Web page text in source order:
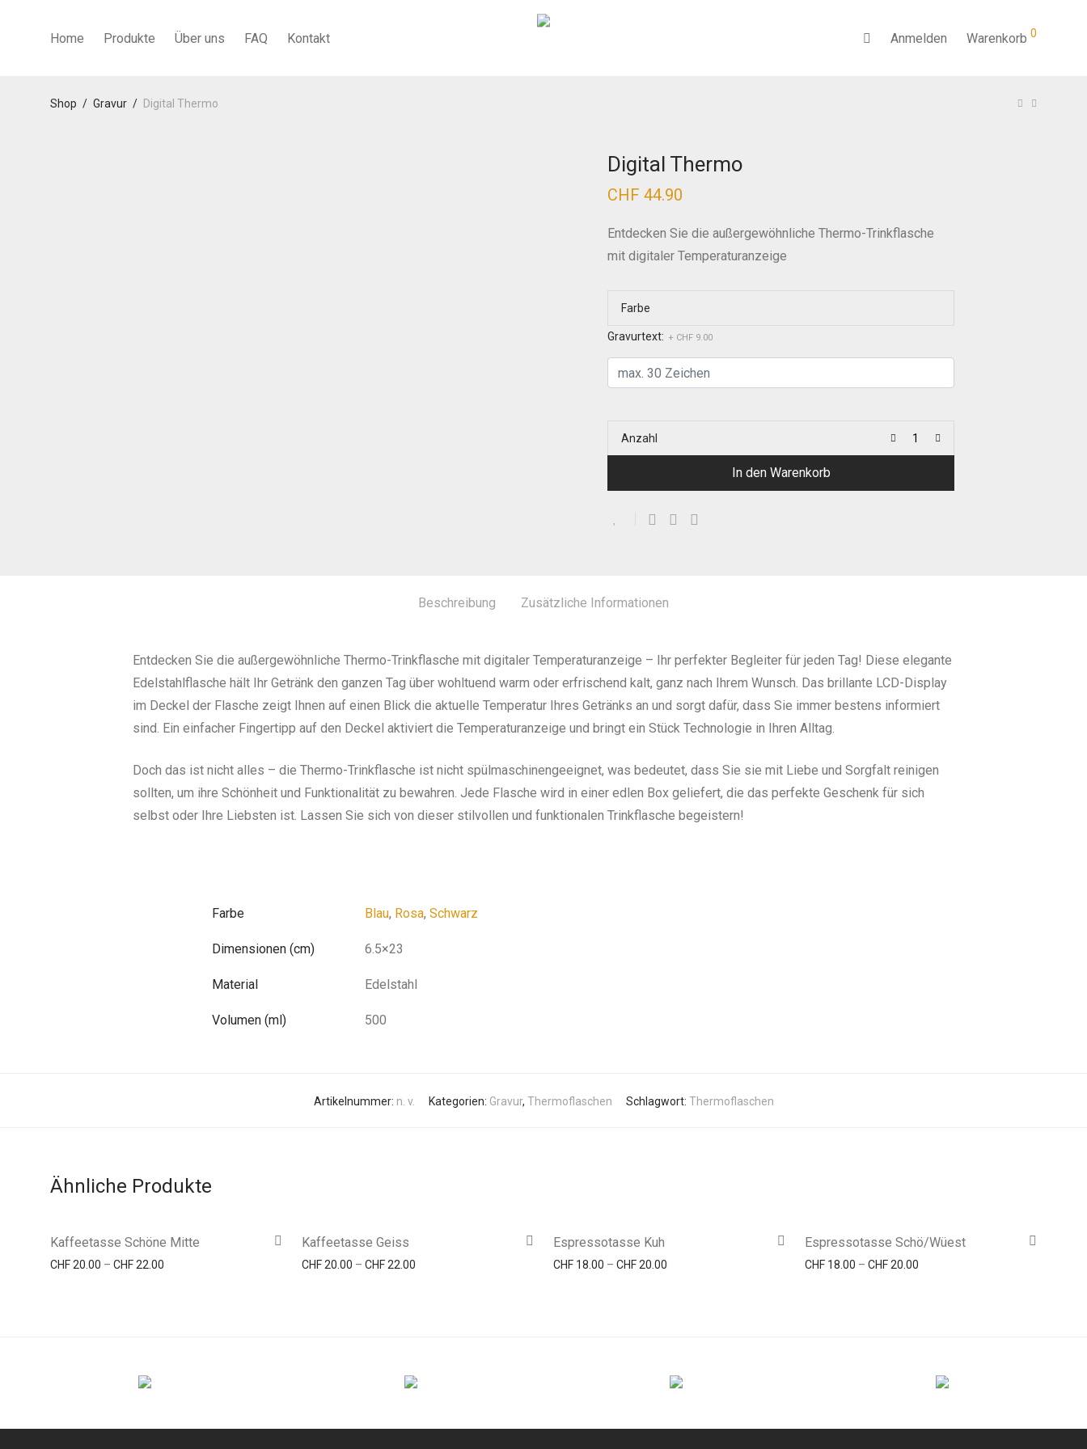
Home Produkte Über uns FAQ Kontakt Anmelden Warenkorb 0
Shop / Gravur / Digital Thermo
Digital Thermo
CHF 44.90
Entdecken Sie die außergewöhnliche Thermo-Trinkflasche
mit digitaler Temperaturanzeige
Farbe
Gravurtext: + CHF 9.00
Anzahl
In den Warenkorb
Beschreibung Zusätzliche Informationen
Entdecken Sie die außergewöhnliche Thermo-Trinkflasche mit digitaler Temperaturanzeige – Ihr perfekter Begleiter für jeden Tag! Diese elegante
Edelstahlflasche hält Ihr Getränk den ganzen Tag über wohltuend warm oder erfrischend kalt, ganz nach Ihrem Wunsch. Das brillante LCD-Display
im Deckel der Flasche zeigt Ihnen auf einen Blick die aktuelle Temperatur Ihres Getränks an und sorgt dafür, dass Sie immer bestens informiert
sind. Ein einfacher Fingertipp auf den Deckel aktiviert die Temperaturanzeige und bringt ein Stück Technologie in Ihren Alltag.
Doch das ist nicht alles – die Thermo-Trinkflasche ist nicht spülmaschinengeeignet, was bedeutet, dass Sie sie mit Liebe und Sorgfalt reinigen
sollten, um ihre Schönheit und Funktionalität zu bewahren. Jede Flasche wird in einer edlen Box geliefert, die das perfekte Geschenk für sich
selbst oder Ihre Liebsten ist. Lassen Sie sich von dieser stilvollen und funktionalen Trinkflasche begeistern!
Farbe Blau, Rosa, Schwarz
Dimensionen (cm) 6.5×23
Material Edelstahl
Volumen (ml) 500
Artikelnummer: n. v. Kategorien: Gravur, Thermoflaschen Schlagwort: Thermoflaschen
Ähnliche Produkte
Kaffeetasse Schöne Mitte
CHF20.00 – CHF22.00 Preisspanne: CHF 20.00 bis CHF 22.00
Kaffeetasse Geiss
CHF20.00 – CHF22.00 Preisspanne: CHF 20.00 bis CHF 22.00
Espressotasse Kuh
CHF 18.00 – CHF20.00 Preisspanne: CHF 18.00 bis CHF 20.00
Espressotasse Schö/Wüest
CHF 18.00 – CHF20.00